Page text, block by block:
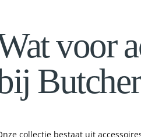
voor
collectie bestaat uit